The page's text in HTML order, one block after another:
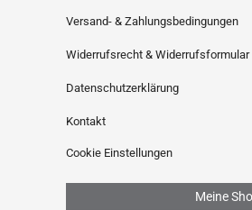
Versand- & Zahlungsbedingungen
Widerrufsrecht & Widerrufsformular
Datenschutzerklärung
Kontakt
Cookie Einstellungen
Meine